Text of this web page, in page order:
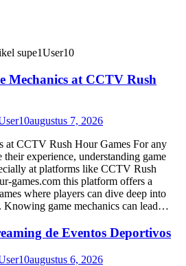
supe1User10
Mechanics at CCTV Rush
augustus 7, 2026
at CCTV Rush Hour Games For any
experience, understanding game
at platforms like CCTV Rush
games.com this platform offers a
where players can dive deep into
Knowing game mechanics can lead…
de Eventos Deportivos
augustus 6, 2026